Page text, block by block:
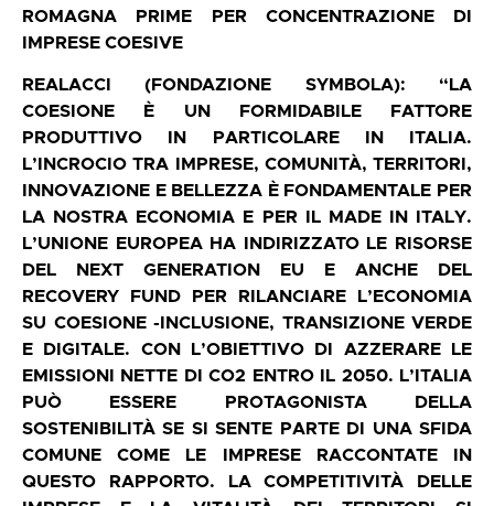
ROMAGNA PRIME PER CONCENTRAZIONE DI
IMPRESE COESIVE
REALACCI (FONDAZIONE SYMBOLA): “LA
COESIONE È UN FORMIDABILE FATTORE
PRODUTTIVO IN PARTICOLARE IN ITALIA.
L’INCROCIO TRA IMPRESE, COMUNITÀ, TERRITORI,
INNOVAZIONE E BELLEZZA È FONDAMENTALE PER
LA NOSTRA ECONOMIA E PER IL MADE IN ITALY.
L’UNIONE EUROPEA HA INDIRIZZATO LE RISORSE
DEL NEXT GENERATION EU E ANCHE DEL
RECOVERY FUND PER RILANCIARE L’ECONOMIA
SU COESIONE -INCLUSIONE, TRANSIZIONE VERDE
E DIGITALE. CON L’OBIETTIVO DI AZZERARE LE
EMISSIONI NETTE DI CO2 ENTRO IL 2050. L’ITALIA
PUÒ ESSERE PROTAGONISTA DELLA
SOSTENIBILITÀ SE SI SENTE PARTE DI UNA SFIDA
COMUNE COME LE IMPRESE RACCONTATE IN
QUESTO RAPPORTO. LA COMPETITIVITÀ DELLE